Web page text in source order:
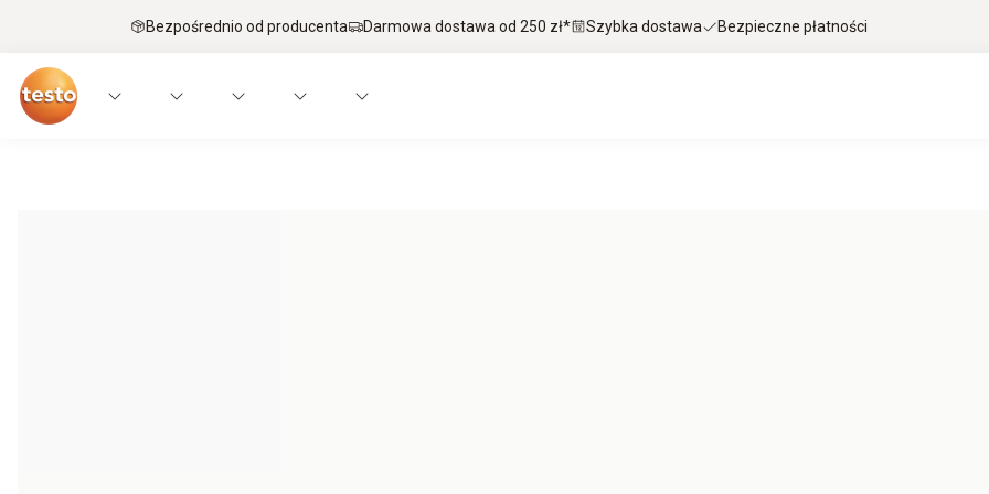
Bezpośrednio od producenta Darmowa dostawa od 250 zł* Szybka dostawa Bezpieczne płatności